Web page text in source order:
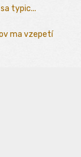
typic...
ma vzepetí